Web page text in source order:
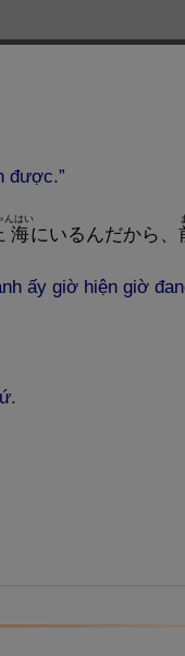
được.”
Nghĩa: Trên, phía trên, đưa lên,
海
んはい
にいるんだから、
ấy giờ hiện giờ